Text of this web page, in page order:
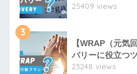
25409 views
3
【WRAP（元気
バリーに役立つ
23248 views